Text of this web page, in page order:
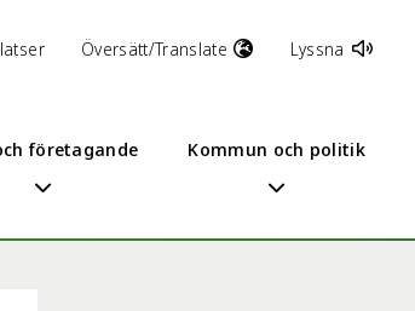
Översätt/Translate Lyssna
företagande Kommun och politik